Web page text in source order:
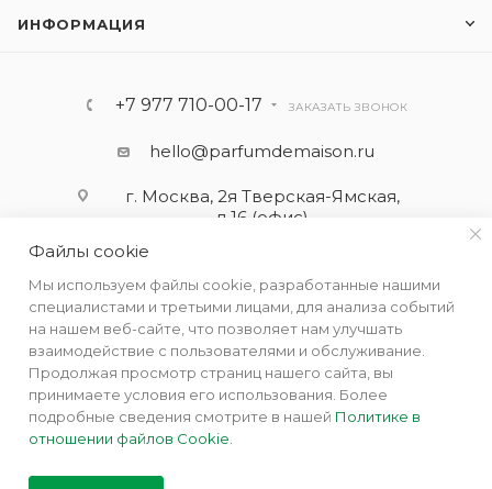
ИНФОРМАЦИЯ
+7 977 710-00-17 ЗАКАЗАТЬ ЗВОНОК
hello@parfumdemaison.ru
г. Москва, 2я Тверская-Ямская,
д.16 (офис)
Файлы cookie
Мы используем файлы cookie, разработанные нашими
специалистами и третьими лицами, для анализа событий
на нашем веб-сайте, что позволяет нам улучшать
взаимодействие с пользователями и обслуживание.
Продолжая просмотр страниц нашего сайта, вы
принимаете условия его использования. Более
подробные сведения смотрите в нашей Политике в
отношении файлов Cookie